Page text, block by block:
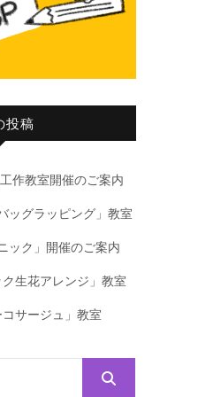
投稿
作教室開催のご案内
ッグラッピング」教室
ック」開催のご案内
生花アレンジ」教室
サージュ」教室